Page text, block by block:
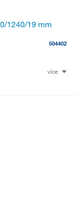
1240/19 mm
504402
více